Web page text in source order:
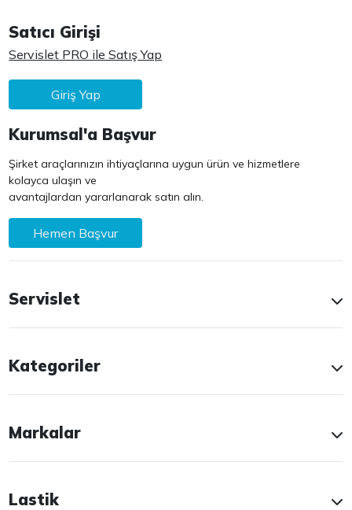
Satıcı Girişi
Servislet PRO ile Satış Yap
Giriş Yap
Kurumsal'a Başvur
Şirket araçlarınızın ihtiyaçlarına uygun ürün ve hizmetlere
kolayca ulaşın ve
avantajlardan yararlanarak satın alın.
Hemen Başvur
Servislet
Kategoriler
Markalar
Lastik